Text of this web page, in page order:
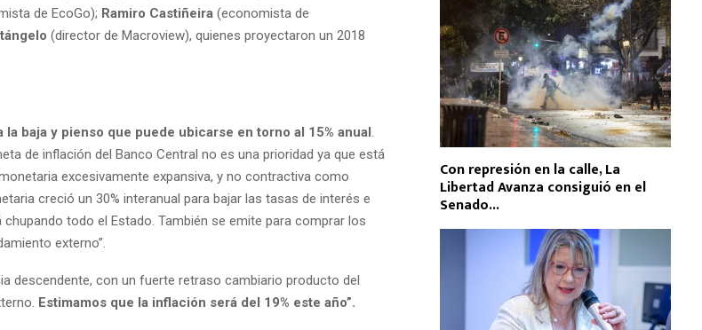
de EcoGo); Ramiro Castiñeira (economista de
(director de Macroview), quienes proyectaron un 2018
la baja y pienso que puede ubicarse en torno al 15% anual
de inflación del Banco Central no es una prioridad ya que está
excesivamente expansiva, y no contractiva como
creció un 30% interanual para bajar las tasas de interés e
todo el Estado. También se emite para comprar los
externo”.
descendente, con un fuerte retraso cambiario producto del
Estimamos que la inflación será del 19% este año”.
Con represión en la calle, La
Libertad Avanza consiguió en el
Senado...